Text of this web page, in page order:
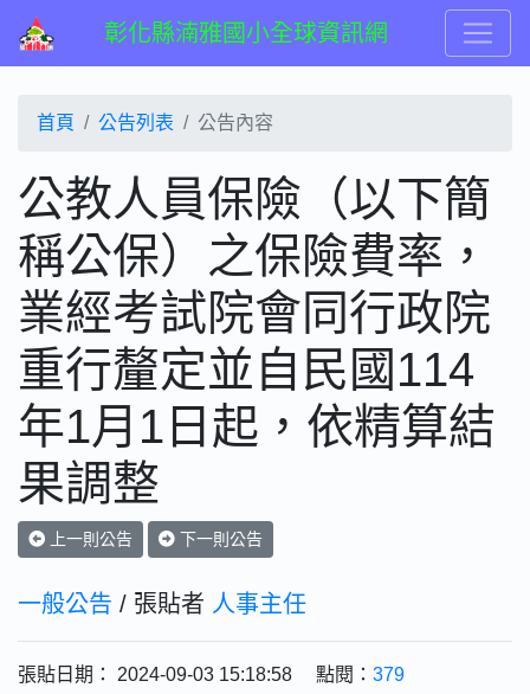
彰化縣湳雅國小全球資訊網
首頁 公告列表 公告內容
公教人員保險（以下簡
稱公保）之保險費率，
業經考試院會同行政院
重行釐定並自民國114
年1月1日起，依精算結
果調整
上一則公告 下一則公告
一般公告 / 張貼者 人事主任
張貼日期： 2024-09-03 15:18:58 點閱： 379